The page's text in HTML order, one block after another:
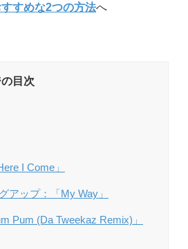
すめな2つの方法へ
目次
I Come」
アップ：「My Way」
Pum (Da Tweekaz Remix)」